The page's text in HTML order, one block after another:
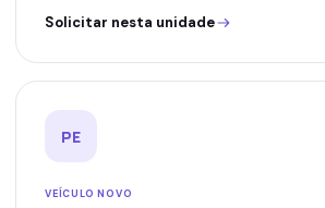
Solicitar nesta unidade
PE
VEÍCULO NOVO